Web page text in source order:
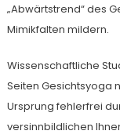
„Abwärtstrend“ des
Mimikfalten mildern.
Wissenschaftliche
Seiten Gesichtsyoga
Ursprung fehlerfrei
versinnbildlichen